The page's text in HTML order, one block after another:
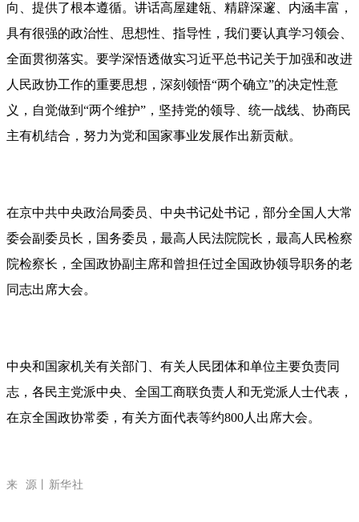
向、提供了根本遵循。讲话高屋建瓴、精辟深邃、内涵丰富，
具有很强的政治性、思想性、指导性，我们要认真学习领会、
全面贯彻落实。要学深悟透做实习近平总书记关于加强和改进
人民政协工作的重要思想，深刻领悟“两个确立”的决定性意
义，自觉做到“两个维护”，坚持党的领导、统一战线、协商民
主有机结合，努力为党和国家事业发展作出新贡献。
在京中共中央政治局委员、中央书记处书记，部分全国人大常
委会副委员长，国务委员，最高人民法院院长，最高人民检察
院检察长，全国政协副主席和曾担任过全国政协领导职务的老
同志出席大会。
中央和国家机关有关部门、有关人民团体和单位主要负责同
志，各民主党派中央、全国工商联负责人和无党派人士代表，
在京全国政协常委，有关方面代表等约800人出席大会。
来 源丨新华社